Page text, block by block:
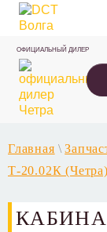
ОФИЦИАЛЬНЫЙ ДИЛЕР
Главная \
Т-20.02К (Четра)
КАБИНА